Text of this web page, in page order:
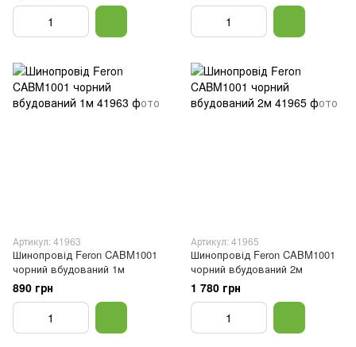
Артикул: 41963
Шинопровід Feron CABM1001
чорний вбудований 1м
890 грн
Артикул: 41965
Шинопровід Feron CABM1001
чорний вбудований 2м
1 780 грн